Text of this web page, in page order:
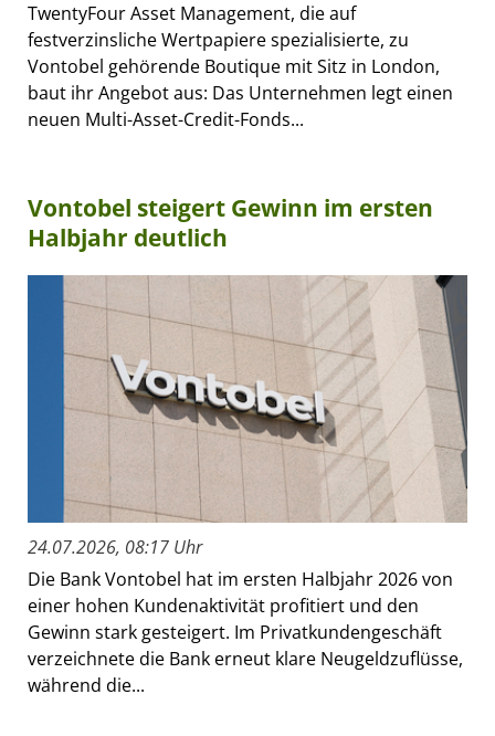
TwentyFour Asset Management, die auf
festverzinsliche Wertpapiere spezialisierte, zu
Vontobel gehörende Boutique mit Sitz in London,
baut ihr Angebot aus: Das Unternehmen legt einen
neuen Multi-Asset-Credit-Fonds...
Vontobel steigert Gewinn im ersten
Halbjahr deutlich
24.07.2026, 08:17 Uhr
Die Bank Vontobel hat im ersten Halbjahr 2026 von
einer hohen Kundenaktivität profitiert und den
Gewinn stark gesteigert. Im Privatkundengeschäft
verzeichnete die Bank erneut klare Neugeldzuflüsse,
während die...